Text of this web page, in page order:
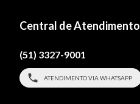
Central de Atendimento
(51) 3327-9001
ATENDIMENTO VIA WHATSAPP